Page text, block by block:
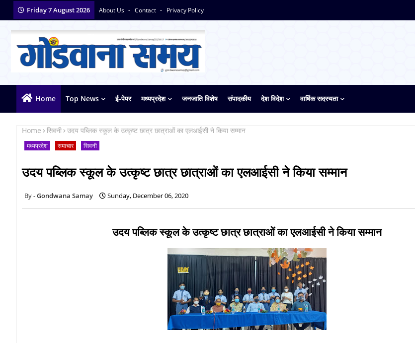
Friday 7 August 2026 About Us Contact Privacy Policy
Home Top News ई-पेपर मध्यप्रदेश जनजाति विशेष संपादकीय देश विदेश वार्षिक सदस्यता
Home सिवनी उदय पब्लिक स्कूल के उत्कृष्ट छात्र छात्राओं का एलआईसी ने किया सम्मान
मध्यप्रदेश समाचार सिवनी
उदय पब्लिक स्कूल के उत्कृष्ट छात्र छात्राओं का एलआईसी ने किया सम्मान
Gondwana Samay Sunday, December 06, 2020
उदय पब्लिक स्कूल के उत्कृष्ट छात्र छात्राओं का एलआईसी ने किया सम्मान